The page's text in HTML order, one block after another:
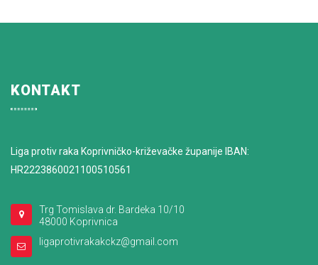
KONTAKT
Liga protiv raka Koprivničko-križevačke županije IBAN:
HR2223860021100510561
Trg Tomislava dr. Bardeka 10/10
48000 Koprivnica
ligaprotivrakakckz@gmail.com